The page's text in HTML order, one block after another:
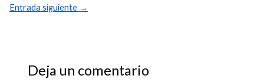
Entrada siguiente →
Deja un comentario